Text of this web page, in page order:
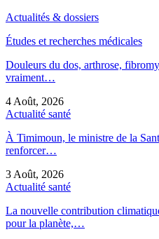
Actualités & dossiers
Études et recherches médicales
Douleurs du dos, arthrose,
vraiment…
4 Août, 2026
Actualité santé
À Timimoun, le ministre de la
renforcer…
3 Août, 2026
Actualité santé
La nouvelle contribution
pour la planète,…